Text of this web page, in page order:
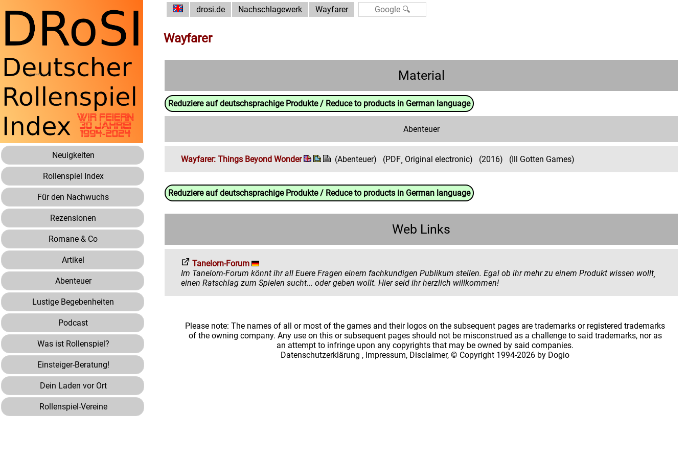
Neuigkeiten
Rollenspiel Index
Für den Nachwuchs
Rezensionen
Romane & Co
Artikel
Abenteuer
Lustige Begebenheiten
Podcast
Was ist Rollenspiel?
Einsteiger-Beratung!
Dein Laden vor Ort
Rollenspiel-Vereine
drosi.de Nachschlagewerk Wayfarer
Wayfarer
Material
Reduziere auf deutschsprachige Produkte / Reduce to products in German language
Abenteuer
Wayfarer: Things Beyond Wonder (Abenteuer) (PDF¸ Original electronic) (2016) (Ill Gotten Games)
Reduziere auf deutschsprachige Produkte / Reduce to products in German language
Web Links
Tanelorn-Forum
Im Tanelorn-Forum könnt ihr all Euere Fragen einem fachkundigen Publikum stellen. Egal ob ihr mehr zu einem Produkt wissen wollt¸
einen Ratschlag zum Spielen sucht... oder geben wollt. Hier seid ihr herzlich willkommen!
Please note: The names of all or most of the games and their logos on the subsequent pages are trademarks or registered trademarks
of the owning company. Any use on this or subsequent pages should not be misconstrued as a challenge to said trademarks, nor as
an attempt to infringe upon any copyrights that may be owned by said companies.
Datenschutzerklärung , Impressum, Disclaimer, © Copyright 1994-2026 by Dogio